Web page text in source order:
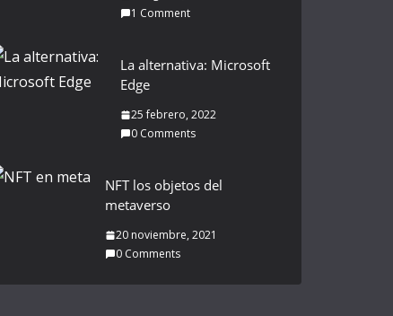
1 Comment
La alternativa: Microsoft
Edge
25 febrero, 2022
0 Comments
NFT los objetos del
metaverso
20 noviembre, 2021
0 Comments